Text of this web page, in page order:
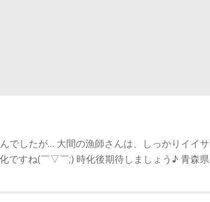
でしたが… 大間の漁師さんは、しっかりイイサ
ですね(￣▽￣;) 時化後期待しましょう♪ 青森県